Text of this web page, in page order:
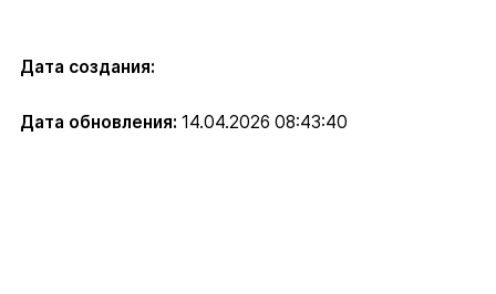
Дата создания:
Дата обновления: 14.04.2026 08:43:40